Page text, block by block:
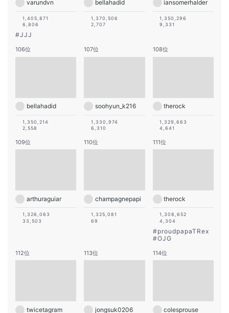
varundvn
1,405,871
6,806
#JJJ
bellahadid
1,370,506
2,707
iansomerhalder
1,350,296
9,331
106位
bellahadid
1,350,214
2,558
107位
soohyun_k216
1,330,974
6,310
108位
therock
1,329,663
4,641
109位
arthuraguiar
1,326,063
33,503
110位
champagnepapi
1,325,081
69
111位
therock
1,308,652
4,304
#proudpapaTRex
#OJG
112位
twicetagram
113位
jongsuk0206
114位
colesprouse